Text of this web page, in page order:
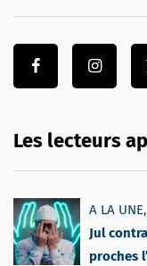
Les lecteurs
A LA UNE,
Jul
proches